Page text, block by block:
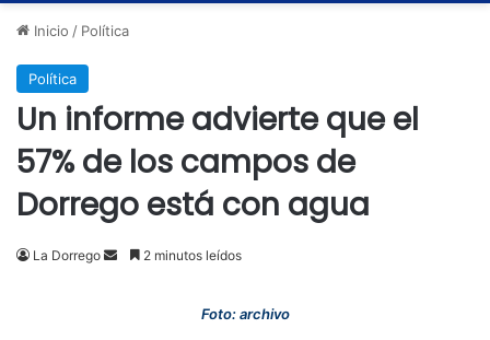
Inicio / Política
Política
Un informe advierte que el
57% de los campos de
Dorrego está con agua
La Dorrego
Send2 minutos leídos
Foto: archivo